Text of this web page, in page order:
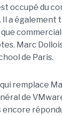
occupé du
Il a également
Marc
de Paris.
remplace
de
encore